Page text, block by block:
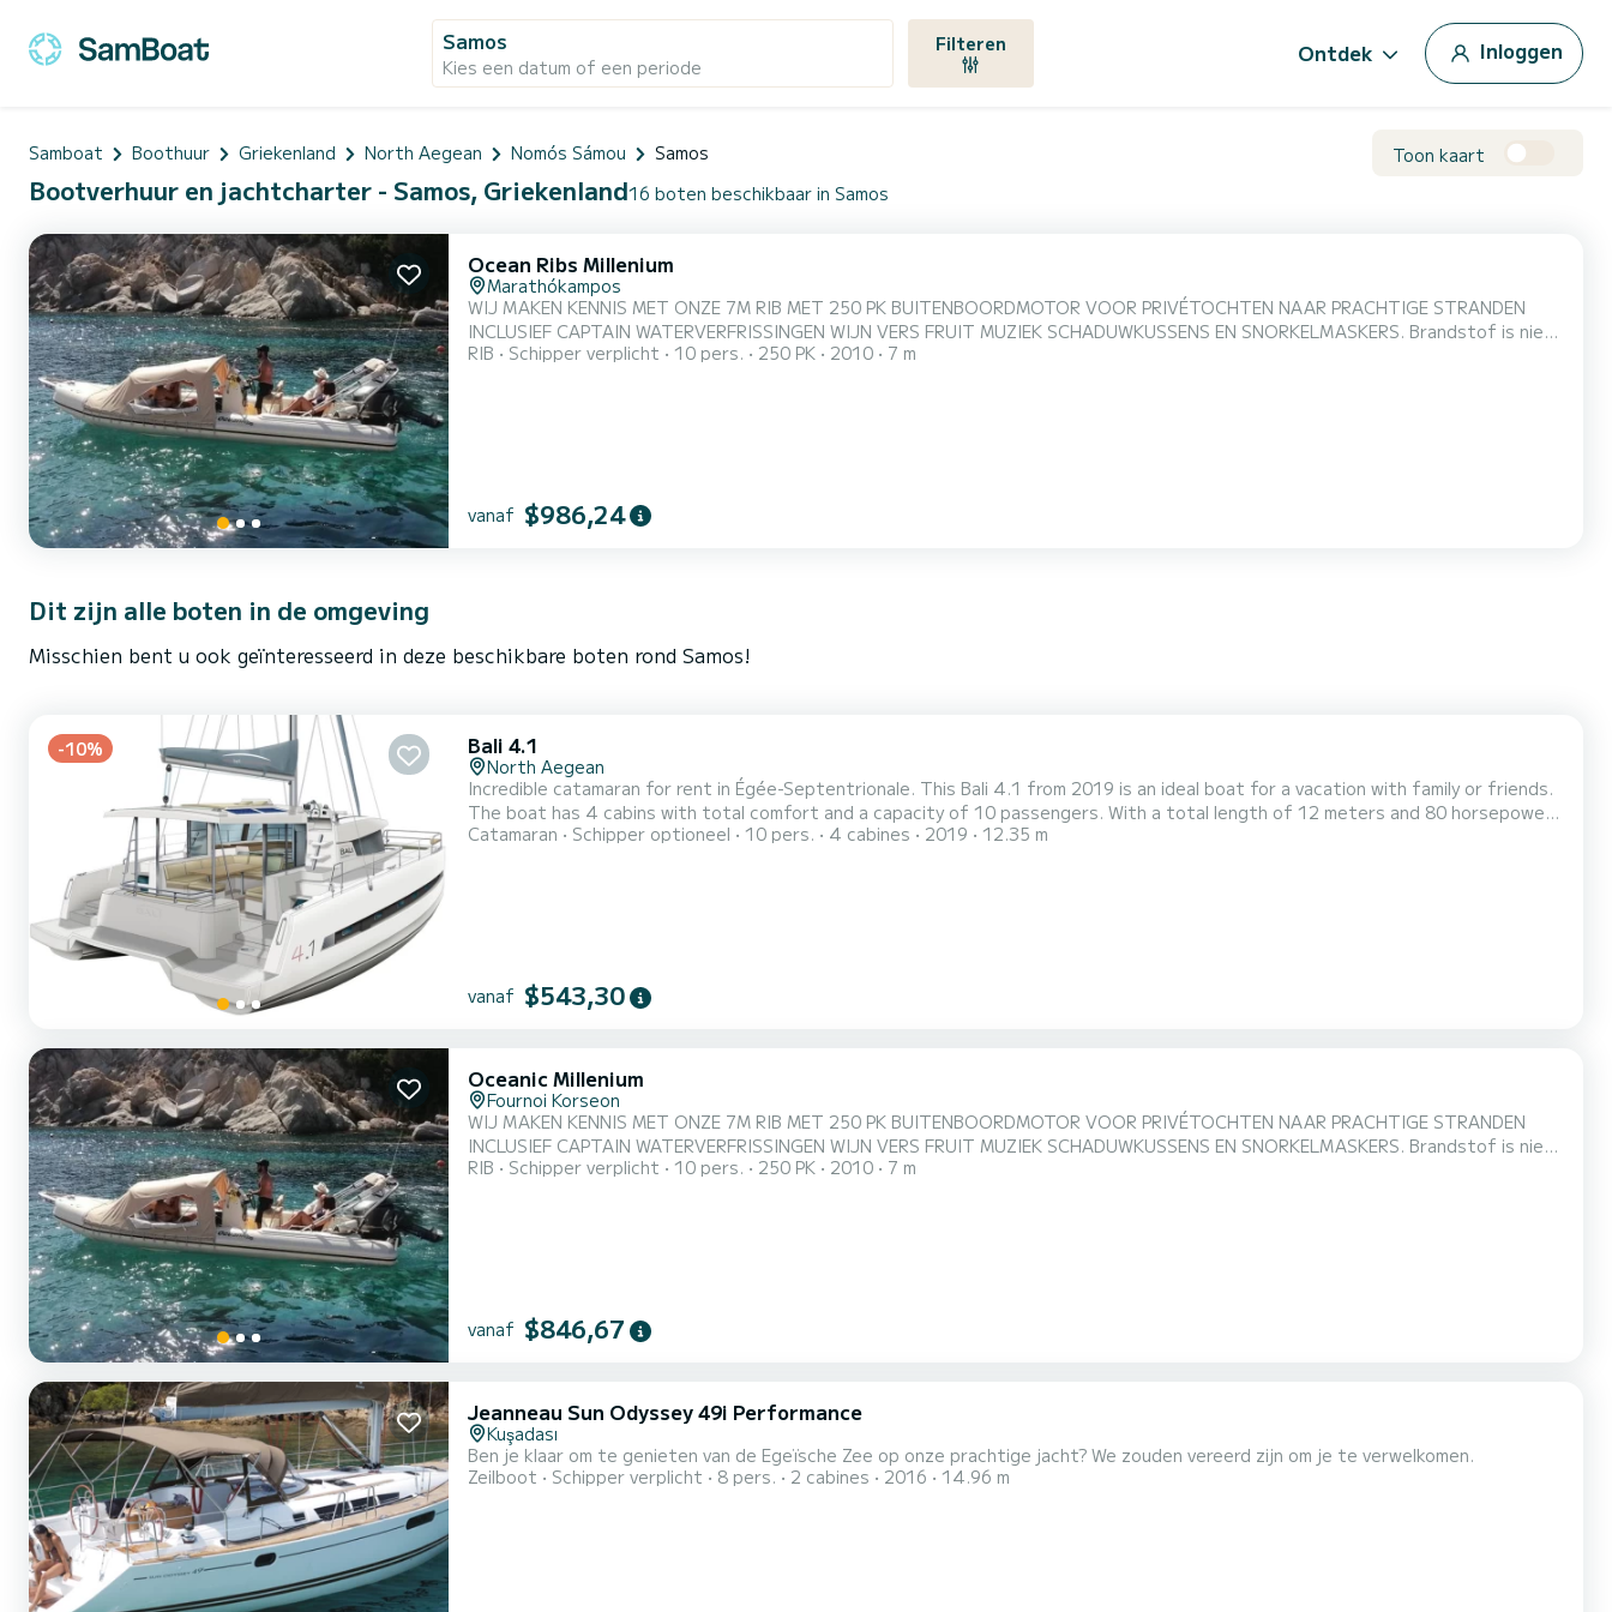
Samos
Kies een datum of een periode
Filteren Ontdek Inloggen
Samboat Boothuur Griekenland North Aegean Nomós Sámou Samos Toon kaart
Bootverhuur en jachtcharter - Samos, Griekenland16 boten beschikbaar in Samos
Ocean Ribs Millenium
Marathókampos
WIJ MAKEN KENNIS MET ONZE 7M RIB MET 250 PK BUITENBOORDMOTOR VOOR PRIVÉTOCHTEN NAAR PRACHTIGE STRANDEN
INCLUSIEF CAPTAIN WATERVERFRISSINGEN WIJN VERS FRUIT MUZIEK SCHADUWKUSSENS EN SNORKELMASKERS. Brandstof is niet
inbegrepen Aarzel niet om ons een bericht te sturen als u geïnteresseerd bent!
RIB Schipper verplicht 10 pers. 250 PK 2010 7 m
vanaf $986,24
Dit zijn alle boten in de omgeving
Misschien bent u ook geïnteresseerd in deze beschikbare boten rond Samos!
-10% Bali 4.1
North Aegean
Incredible catamaran for rent in Égée-Septentrionale. This Bali 4.1 from 2019 is an ideal boat for a vacation with family or friends.
The boat has 4 cabins with total comfort and a capacity of 10 passengers. With a total length of 12 meters and 80 horsepower,
it will be your best friend when spending extraordinary holidays on the waters of Égée-Septentrionale Dit Bali 4.1 is uitgerust
Catamaran Schipper optioneel 10 pers. 4 cabines 2019 12.35 m
vanaf $543,30
Oceanic Millenium
Fournoi Korseon
WIJ MAKEN KENNIS MET ONZE 7M RIB MET 250 PK BUITENBOORDMOTOR VOOR PRIVÉTOCHTEN NAAR PRACHTIGE STRANDEN
INCLUSIEF CAPTAIN WATERVERFRISSINGEN WIJN VERS FRUIT MUZIEK SCHADUWKUSSENS EN SNORKELMASKERS. Brandstof is niet
inbegrepen Aarzel niet om ons een bericht te sturen als u geïnteresseerd bent!
RIB Schipper verplicht 10 pers. 250 PK 2010 7 m
vanaf $846,67
Jeanneau Sun Odyssey 49i Performance
Kuşadası
Ben je klaar om te genieten van de Egeïsche Zee op onze prachtige jacht? We zouden vereerd zijn om je te verwelkomen.
Zeilboot
Schipper verplicht 8 pers. 2 cabines 2016 14.96 m